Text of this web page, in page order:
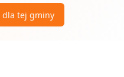
dla tej gminy